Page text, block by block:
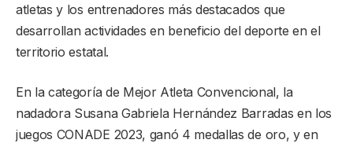
atletas y los entrenadores más destacados que
desarrollan actividades en beneficio del deporte en el
territorio estatal.
En la categoría de Mejor Atleta Convencional, la
nadadora Susana Gabriela Hernández Barradas en los
juegos CONADE 2023, ganó 4 medallas de oro, y en